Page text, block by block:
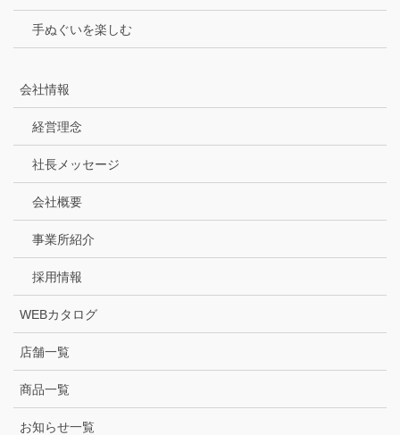
手ぬぐいを楽しむ
会社情報
経営理念
社長メッセージ
会社概要
事業所紹介
採用情報
WEBカタログ
店舗一覧
商品一覧
お知らせ一覧